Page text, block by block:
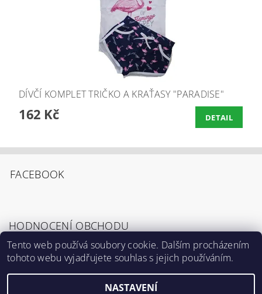
DÍVČÍ KOMPLET TRIČKO A KRAŤASY "PARADISE"
162 Kč DETAIL
FACEBOOK
HODNOCENÍ OBCHODU
Zobrazit všechna hodnocení obchodu
Tento web používá soubory cookie. Dalším procházením
tohoto webu vyjadřujete souhlas s jejich používáním.
NASTAVENÍ